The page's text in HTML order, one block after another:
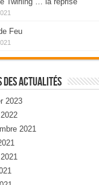
Feu
Des Actualités
2023
2021